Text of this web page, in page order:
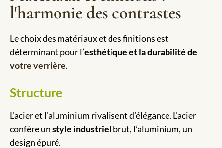
l'harmonie des contrastes
Le choix des matériaux et des finitions est
déterminant pour l’esthétique et la durabilité de
votre verrière.
Structure
L’acier et l’aluminium rivalisent d’élégance. L’acier
confère unstyle industriel brut, l’aluminium, un
design épuré.